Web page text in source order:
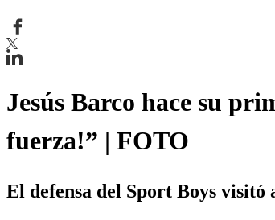
Jesús Barco hace su
fuerza!” | FOTO
El defensa del Sport Boys